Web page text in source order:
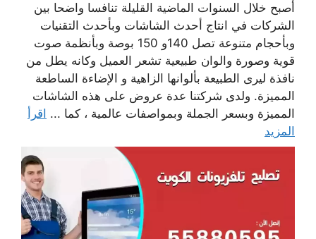
أصبح خلال السنوات الماضية القليلة تنافسا واضحا بين
الشركات في انتاج أحدث الشاشات وبأحدث التقنيات
وبأحجام متنوعة تصل 140و 150 بوصة وبأنظمة صوت
قوية وصورة والوان طبيعية تشعر العميل وكانه يطل من
نافذة ليرى الطبيعة بألوانها الزاهية و الإضاءة الساطعة
المميزة. ولدى شركتنا عدة عروض على هذه الشاشات
المميزة وبسعر الجملة وبمواصفات عالمية ، كما ... اقرأ
المزيد